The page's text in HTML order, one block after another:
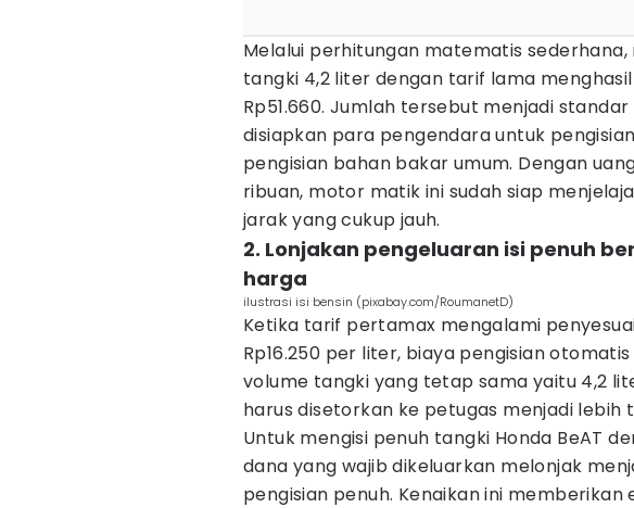
Melalui perhitungan matematis
tangki 4,2 liter dengan tarif lama
Rp51.660. Jumlah tersebut menjadi
disiapkan para pengendara untuk
pengisian bahan bakar umum. Dengan
ribuan, motor matik ini sudah siap
jarak yang cukup jauh.
2. Lonjakan pengeluaran isi penuh
harga
ilustrasi isi bensin (pixabay.com/RoumanetD)
Ketika tarif pertamax mengalami
Rp16.250 per liter, biaya pengisian
volume tangki yang tetap sama yaitu 4,2
harus disetorkan ke petugas menjadi lebih
Untuk mengisi penuh tangki Honda BeAT
dana yang wajib dikeluarkan melonjak
pengisian penuh. Kenaikan ini